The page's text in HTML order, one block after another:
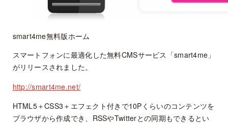
smart4me無料版ホーム
スマートフォンに最適化した無料CMSサービス「smart4me」
がリリースされました。
http://smart4me.net/
HTML5＋CSS3＋エフェクト付きで10Pくらいのコンテンツを
ブラウザから作成でき、RSSやTwitterとの同期もできるとい